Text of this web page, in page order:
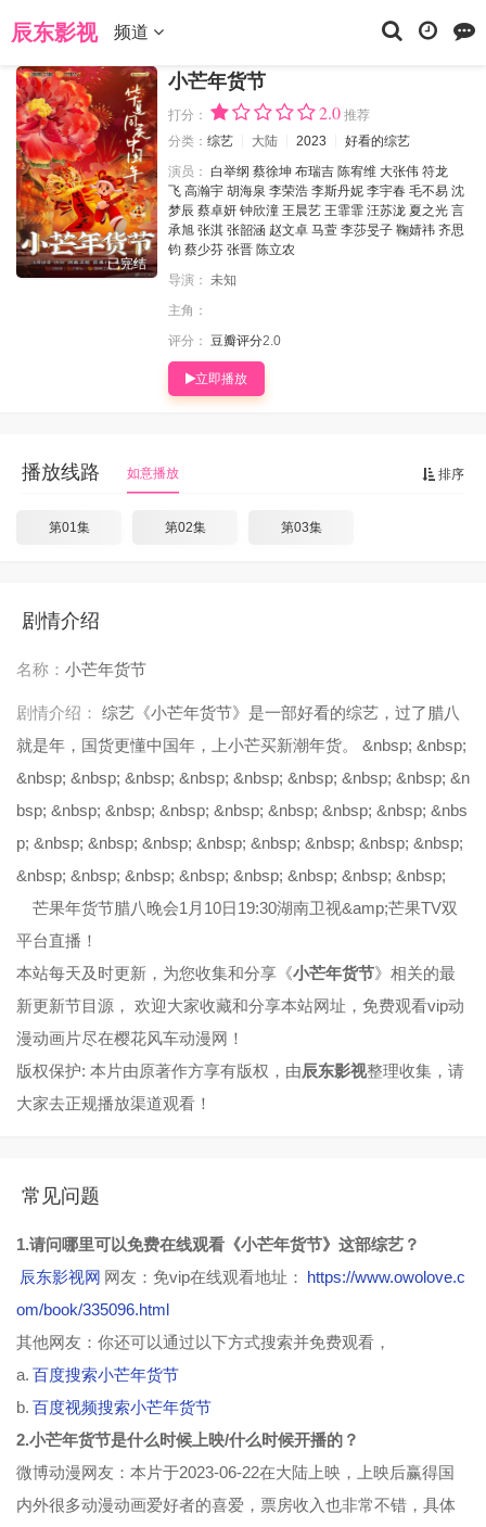
辰东影视 频道
当前位置： 辰东影视
已完结
小芒年货节
打分： 2.0 推荐
分类： 综艺 大陆 2023
好看的综艺
演员：
白举纲 蔡徐坤 布瑞吉 陈宥维 大张伟 符龙
飞 高瀚宇 胡海泉 李荣浩 李斯丹妮 李宇春 毛不易 沈
梦辰 蔡卓妍 钟欣潼 王晨艺 王霏霏 汪苏泷 夏之光 言
承旭 张淇 张韶涵 赵文卓 马萱 李莎旻子 鞠婧祎 齐思
钧 蔡少芬 张晋 陈立农
导演： 未知
主角：
评分： 豆瓣评分2.0
立即播放
排序
播放线路 如意播放
第01集 第02集 第03集
剧情介绍
名称： 小芒年货节
剧情介绍： 综艺《小芒年货节》是一部好看的综艺，过了腊八
就是年，国货更懂中国年，上小芒买新潮年货。 &nbsp; &nbsp;
&nbsp; &nbsp; &nbsp; &nbsp; &nbsp; &nbsp; &nbsp; &nbsp; &n
bsp; &nbsp; &nbsp; &nbsp; &nbsp; &nbsp; &nbsp; &nbsp; &nbs
p; &nbsp; &nbsp; &nbsp; &nbsp; &nbsp; &nbsp; &nbsp; &nbsp;
&nbsp; &nbsp; &nbsp; &nbsp; &nbsp; &nbsp; &nbsp; &nbsp;
芒果年货节腊八晚会1月10日19:30湖南卫视&amp;芒果TV双
平台直播！
本站每天及时更新，为您收集和分享《小芒年货节》相关的最
新更新节目源， 欢迎大家收藏和分享本站网址，免费观看vip动
漫动画片尽在樱花风车动漫网！
版权保护: 本片由原著作方享有版权，由辰东影视整理收集，请
大家去正规播放渠道观看！
常见问题
1.请问哪里可以免费在线观看《小芒年货节》这部综艺？
辰东影视网 网友：免vip在线观看地址： https://www.owolove.c
om/book/335096.html
其他网友：你还可以通过以下方式搜索并免费观看，
a. 百度搜索小芒年货节
b. 百度视频搜索小芒年货节
2.小芒年货节是什么时候上映/什么时候开播的？
微博动漫网友：本片于2023-06-22在大陆上映，上映后赢得国
内外很多动漫动画爱好者的喜爱，票房收入也非常不错，具体